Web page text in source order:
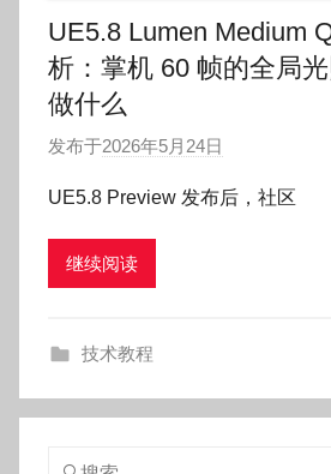
UE5.8 Lumen Medium
析：掌机 60 帧的全局
做什么
发布于2026年5月24日
:
o
UE5.8 Preview 发布后，社区
继续阅读
技术教程
搜